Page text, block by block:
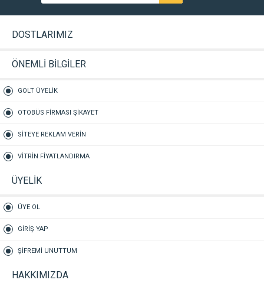
DOSTLARIMIZ
ÖNEMLİ BİLGİLER
GOLT ÜYELİK
OTOBÜS FİRMASI ŞİKAYET
SİTEYE REKLAM VERİN
VİTRİN FİYATLANDIRMA
ÜYELİK
ÜYE OL
GİRİŞ YAP
ŞİFREMİ UNUTTUM
HAKKIMIZDA